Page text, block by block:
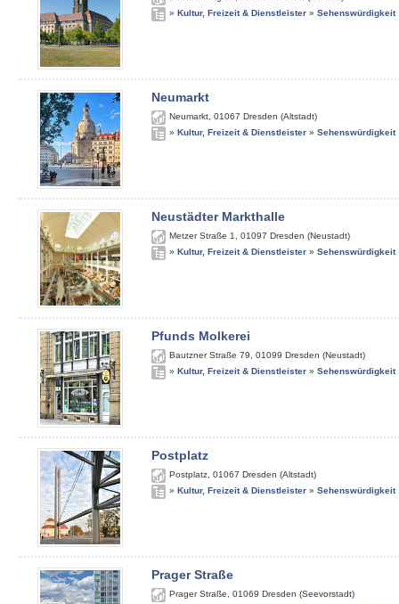
» Kultur, Freizeit & Dienstleister » Sehenswürdigkeit
Neumarkt
Neumarkt 01067 Dresden (Altstadt)
» Kultur, Freizeit & Dienstleister » Sehenswürdigkeit
Neustädter Markthalle
Metzer Straße 1 01097 Dresden (Neustadt)
» Kultur, Freizeit & Dienstleister » Sehenswürdigkeit
Pfunds Molkerei
Bautzner Straße 79 01099 Dresden (Neustadt)
» Kultur, Freizeit & Dienstleister » Sehenswürdigkeit
Postplatz
Postplatz 01067 Dresden (Altstadt)
» Kultur, Freizeit & Dienstleister » Sehenswürdigkeit
Prager Straße
Prager Straße 01069 Dresden (Seevorstadt)